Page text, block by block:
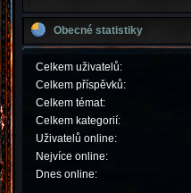
Obecné statistiky
Celkem uživatelů:
Celkem příspěvků:
Celkem témat:
Celkem kategorií:
Uživatelů online:
Nejvíce online:
Dnes online: